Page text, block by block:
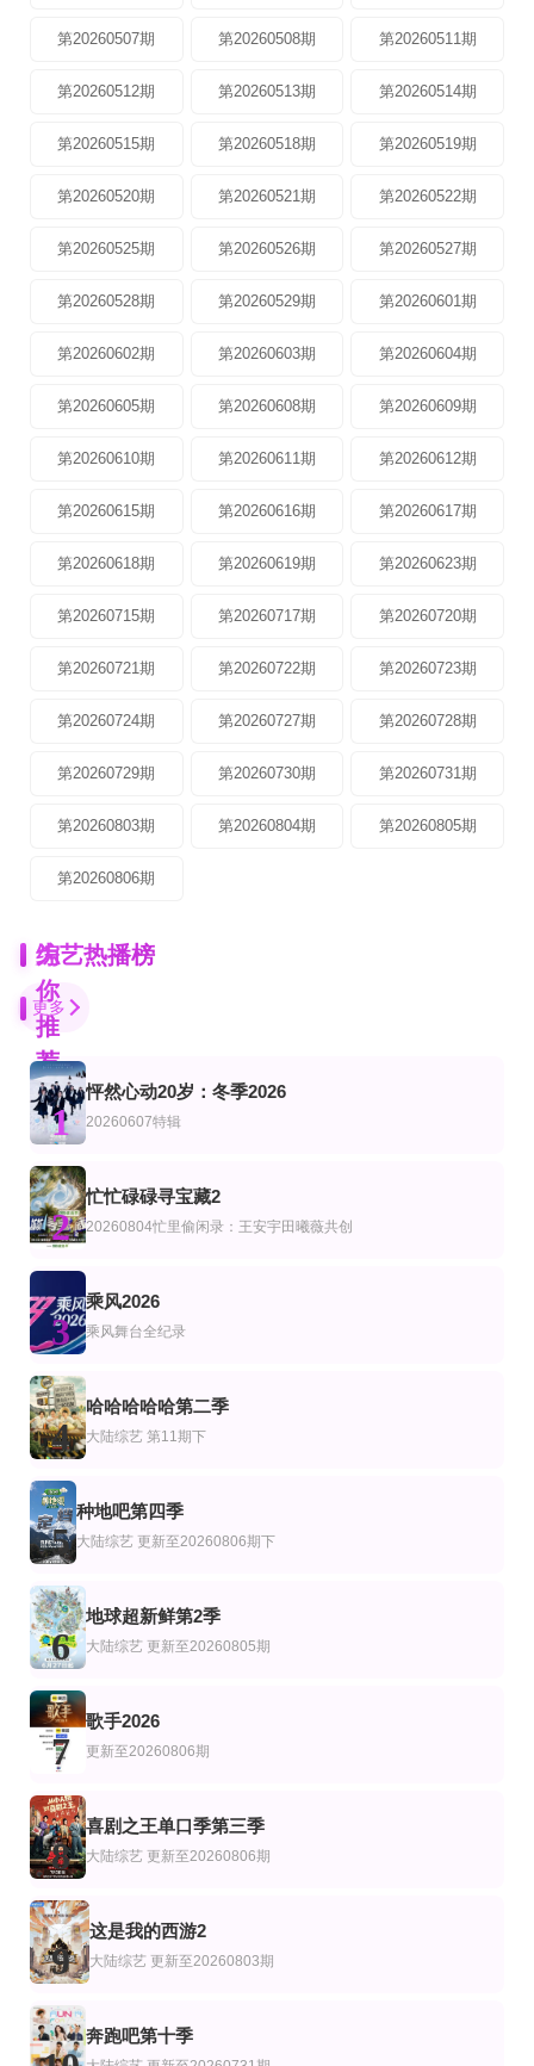
第20260507期 第20260508期 第20260511期
第20260512期 第20260513期 第20260514期
第20260515期 第20260518期 第20260519期
第20260520期 第20260521期 第20260522期
第20260525期 第20260526期 第20260527期
第20260528期 第20260529期 第20260601期
第20260602期 第20260603期 第20260604期
第20260605期 第20260608期 第20260609期
第20260610期 第20260611期 第20260612期
第20260615期 第20260616期 第20260617期
第20260618期 第20260619期 第20260623期
第20260715期 第20260717期 第20260720期
第20260721期 第20260722期 第20260723期
第20260724期 第20260727期 第20260728期
第20260729期 第20260730期 第20260731期
第20260803期 第20260804期 第20260805期
第20260806期
为
你
推
荐
20260731第1期
超棒的我们第二季​
9集全
子阳吃饱大作战
更新至20260715第30期
开播吧！青春采销2026
第6期
豆豆农场
金宇彬,李光洙,都敬秀,文尚勋
20260801第4期
野狗骨头·意犹未尽
宋威龙 张婧仪
第40集完结
齿轮爱好者
Lisa McManus,Hannah Crowle
你好中国
末吉觉,郭杰瑞,欧阳凯,波波娃·莉莉娅,高天瑞,秦思源,李可
FandomStage
尹斗俊
乐在旅途第二季
胡夏,希林娜依·高,白举纲,陆虎
第12期
无辣不欢第2季
第13期
Stand Bi Me
第27集
闭嘴，埃文
Evan Ross Katz,Michelle Buteau,Rachel Bloom
美国达人第六季
卡丹·罗凯特
最后通牒不结就分第四季
连载中 连载到5集
密室大逃脱大神版第八季
火树,郭文韬,曹恩齐,刘小怂,李晋晔
综艺热播榜
更多
1
怦然心动20岁：冬季2026
20260607特辑
2
忙忙碌碌寻宝藏2
20260804忙里偷闲录：王安宇田曦薇共创
3
乘风2026
乘风舞台全纪录
4
哈哈哈哈哈第二季
大陆综艺 第11期下
5
种地吧第四季
大陆综艺 更新至20260806期下
6
地球超新鲜第2季
大陆综艺 更新至20260805期
7
歌手2026
更新至20260806期
8
喜剧之王单口季第三季
大陆综艺 更新至20260806期
9
这是我的西游2
大陆综艺 更新至20260803期
奔跑吧第十季